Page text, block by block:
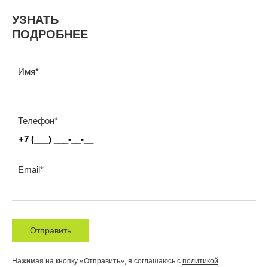
УЗНАТЬ
ПОДРОБНЕЕ
Имя
Телефон
Email
Отправить
Нажимая на кнопку «Отправить», я соглашаюсь с политикой